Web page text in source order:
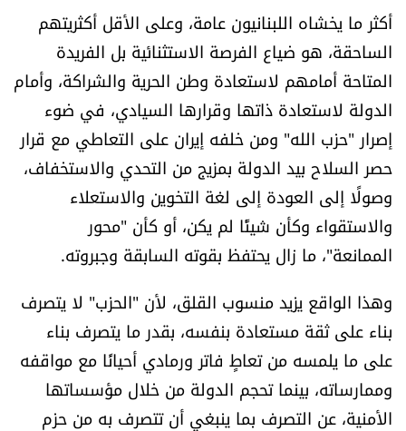
تحت المجهر
آراء
اقتصاد
العالم
الصحافة الإسرائيلية
ثقافة وفنون
فصل من كتاب
اقرأ تضحك
كاميرا
أكثر ما يخشاه اللبنانيون عامة، وعلى الأقل أكثريتهم
الساحقة، هو ضياع الفرصة الاستثنائية بل الفريدة
المتاحة أمامهم لاستعادة وطن الحرية والشراكة، وأمام
الدولة لاستعادة ذاتها وقرارها السيادي، في ضوء
إصرار "حزب الله" ومن خلفه إيران على التعاطي مع قرار
حصر السلاح بيد الدولة بمزيج من التحدي والاستخفاف،
وصولًا إلى العودة إلى لغة التخوين والاستعلاء
والاستقواء وكأن شيئًا لم يكن، أو كأن "محور
الممانعة"، ما زال يحتفظ بقوته السابقة وجبروته.
وهذا الواقع يزيد منسوب القلق، لأن "الحزب" لا يتصرف
بناء على ثقة مستعادة بنفسه، بقدر ما يتصرف بناء
على ما يلمسه من تعاطٍ فاتر ورمادي أحيانًا مع مواقفه
وممارساته، بينما تحجم الدولة من خلال مؤسساتها
الأمنية، عن التصرف بما ينبغي أن تتصرف به من حزم